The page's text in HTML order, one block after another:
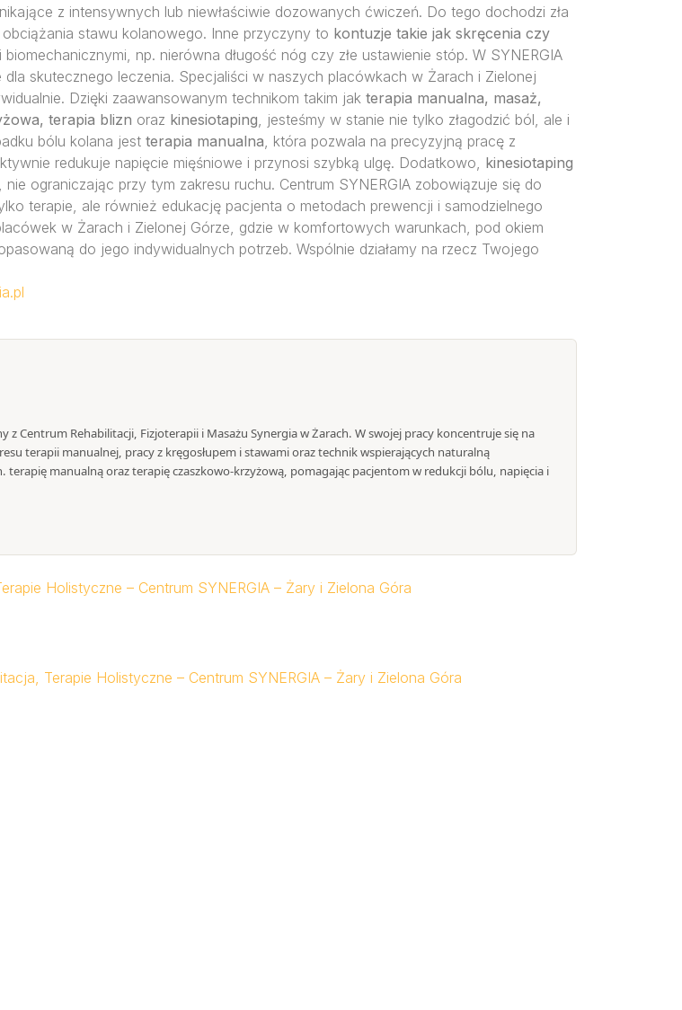
z intensywnych lub niewłaściwie dozowanych ćwiczeń. Do tego dochodzi zła
stawu kolanowego. Inne przyczyny to kontuzje takie jak skręcenia czy
np. nierówna długość nóg czy złe ustawienie stóp. W SYNERGIA
skutecznego leczenia. Specjaliści w naszych placówkach w Żarach i Zielonej
Dzięki zaawansowanym technikom takim jak terapia manualna, masaż,
terapia blizn oraz kinesiotaping , jesteśmy w stanie nie tylko złagodzić ból, ale i
bólu kolana jest terapia manualna , która pozwala na precyzyjną pracę z
redukuje napięcie mięśniowe i przynosi szybką ulgę. Dodatkowo, kinesiotaping
ograniczając przy tym zakresu ruchu. Centrum SYNERGIA zobowiązuje się do
terapie, ale również edukację pacjenta o metodach prewencji i samodzielnego
w Żarach i Zielonej Górze, gdzie w komfortowych warunkach, pod okiem
do jego indywidualnych potrzeb. Wspólnie działamy na rzecz Twojego
z Centrum Rehabilitacji, Fizjoterapii i Masażu Synergia w Żarach. W swojej pracy koncentruje się na
terapii manualnej, pracy z kręgosłupem i stawami oraz technik wspierających naturalną
manualną oraz terapię czaszkowo-krzyżową, pomagając pacjentom w redukcji bólu, napięcia i
Holistyczne – Centrum SYNERGIA – Żary i Zielona Góra
Terapie Holistyczne – Centrum SYNERGIA – Żary i Zielona Góra